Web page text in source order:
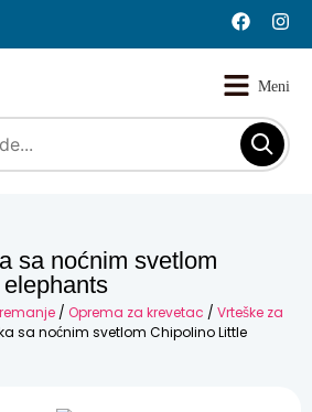
sa noćnim svetlom
/ Oprema za krevetac / Vrteške za
sa noćnim svetlom Chipolino Little